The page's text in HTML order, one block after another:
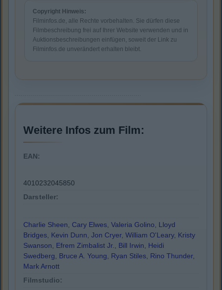
Copyright Hinweis:
Filminfos.de, alle Rechte vorbehalten. Sie dürfen diese
Filmbeschreibung frei auf Ihrer Website verwenden und in
Auktionsbeschreibungen einfügen, soweit der Link zu
Filminfos.de unverändert erhalten bleibt.
Weitere Infos zum Film:
EAN:
4010232045850
Darsteller:
Charlie Sheen, Cary Elwes, Valeria Golino, Lloyd
Bridges, Kevin Dunn, Jon Cryer, William O'Leary, Kristy
Swanson, Efrem Zimbalist Jr., Bill Irwin, Heidi
Swedberg, Bruce A. Young, Ryan Stiles, Rino Thunder,
Mark Arnott
Filmstudio: